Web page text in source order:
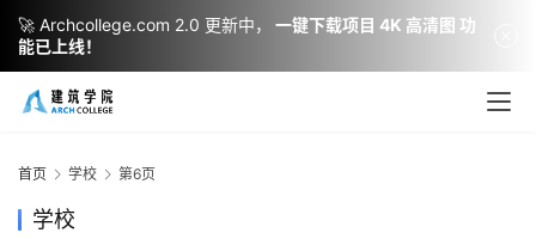
首页 学校 第6页
学校
🚀 Archcollege.com 2.0 更新中，
一键下载项目 4K 高清图 功
能已上线！